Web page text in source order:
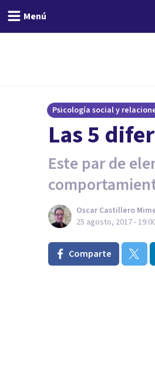
Menú
Psicología social y
Las 5
Este par de
Oscar Castillero
25 agosto, 2017 -
Comparte